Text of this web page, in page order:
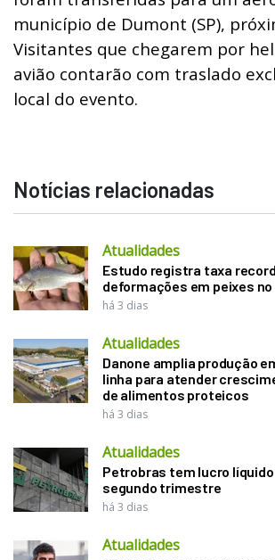
município de Dumont (SP),
Visitantes que chegarem por
avião contarão com traslado
local do evento.
Notícias relacionadas
Atualidades
Estudo registra taxa
deformações em peixes no
há 3 dias
Atualidades
Danone amplia produção
linha para atender
de alimentos proteicos
há 3 dias
Atualidades
Petrobras tem lucro líquido
segundo trimestre
há 3 dias
Atualidades